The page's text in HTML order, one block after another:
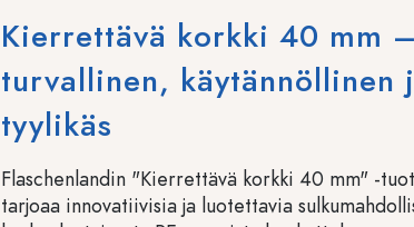
Kierrettävä korkki 40 mm –
turvallinen, käytännöllinen
tyylikäs
Flaschenlandin "Kierrettävä korkki 40 mm" -
tarjoaa innovatiivisia ja luotettavia